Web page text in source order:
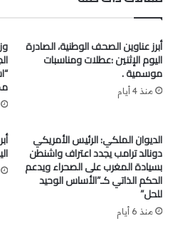
للظروف الاجتماعية والاقتصادية
التنسيق مع رئيس الحكومة
، تقرر
ومنح مهلة كافية لأصحاب
التأكد من مطابقة دراجاتهم
وسيتم لاحقاً تحديد مدة هذه
الدائمة للسلامة الطرقية، وفي
مختلف المتدخلين والفاعلين
واللوجيستيك.
أبرز عناوين الصحف الوطنية، الصادرة
اليوم الإثنين :عطلات ومناسبات
موسمية .
منذ 4 أيام
الديوان الملكي: الرئيس الأمريكي
دونالد ترامب يجدد اعتراف واشنطن
بسيادة المغرب على الصحراء ويدعم
الحكم الذاتي كـ”الأساس الوحيد
للحل”
منذ 6 أيام